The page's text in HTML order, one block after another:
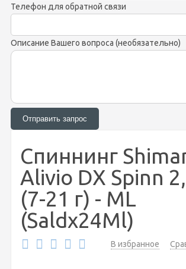
Телефон для обратной связи
Описание Вашего вопроса (необязательно)
Спиннинг
Alivio DX Spinn
(7-21 г) - ML
(Saldx24Ml)
В избранное